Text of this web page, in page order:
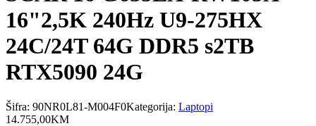
16"2,5K 240Hz U9-275HX
24C/24T 64G DDR5 s2TB
RTX5090 24G
Šifra: 90NR0L81-M004F0Kategorija: Laptopi
14.755,00KM